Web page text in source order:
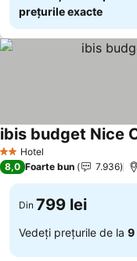
prețurile exacte
2 SteleHotel
ibis budget Nice
8,0 Foarte bun 7.936
Din 799 lei
Vedeți prețurile de la 9